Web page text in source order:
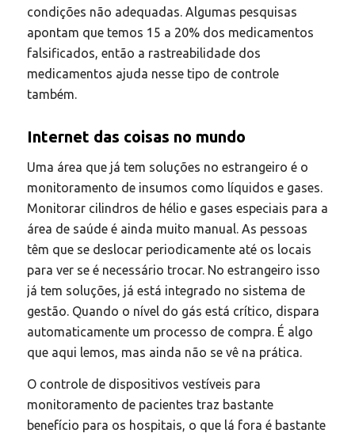
condições não adequadas. Algumas pesquisas
apontam que temos 15 a 20% dos medicamentos
falsificados, então a rastreabilidade dos
medicamentos ajuda nesse tipo de controle
também.
Internet das coisas no mundo
Uma área que já tem soluções no estrangeiro é o
monitoramento de insumos como líquidos e gases.
Monitorar cilindros de hélio e gases especiais para a
área de saúde é ainda muito manual. As pessoas
têm que se deslocar periodicamente até os locais
para ver se é necessário trocar. No estrangeiro isso
já tem soluções, já está integrado no sistema de
gestão. Quando o nível do gás está crítico, dispara
automaticamente um processo de compra. É algo
que aqui lemos, mas ainda não se vê na prática.
O controle de dispositivos vestíveis para
monitoramento de pacientes traz bastante
benefício para os hospitais, o que lá fora é bastante